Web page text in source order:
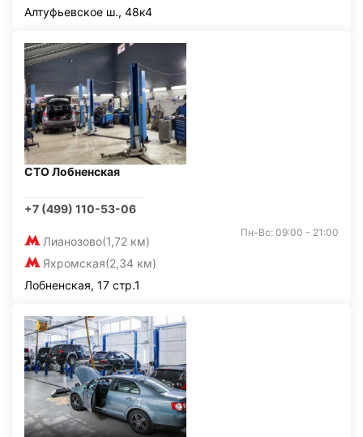
Алтуфьевское ш., 48к4
СТО Лобненская
+7 (499) 110-53-06
Лианозово(1,72 км)
Яхромская(2,34 км)
Пн-Вс: 09:00 - 21:00
Лобненская, 17 стр.1